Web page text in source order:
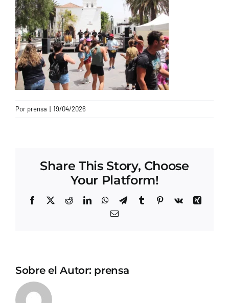
CONTACTO
Por prensa | 19/04/2026
Share This Story, Choose
Your Platform!
Facebook
X RedditLinkedInWhatsApp
TelegramTumblrPinterest
Vk
Xing
Correo
Sobre el Autor: prensa